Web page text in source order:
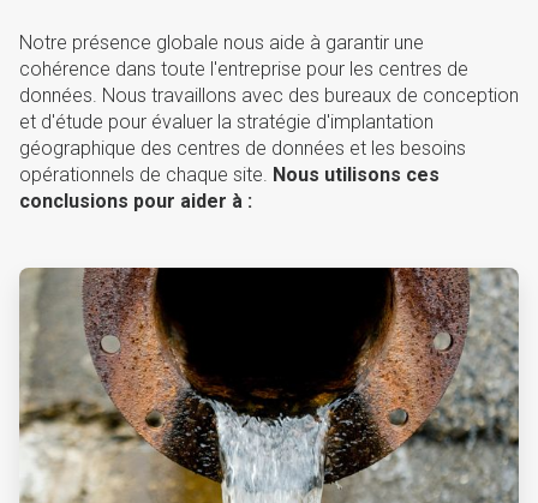
Notre présence globale nous aide à garantir une
cohérence dans toute l'entreprise pour les centres de
données. Nous travaillons avec des bureaux de conception
et d'étude pour évaluer la stratégie d'implantation
géographique des centres de données et les besoins
opérationnels de chaque site. Nous utilisons ces
conclusions pour aider à :
ArticleTile
de